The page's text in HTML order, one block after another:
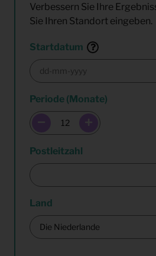
Multiselect
Verbessern Sie Ihre
Sie Ihren Standort eingeben.
Startdatum
Periode (Monate)
Postleitzahl
Land